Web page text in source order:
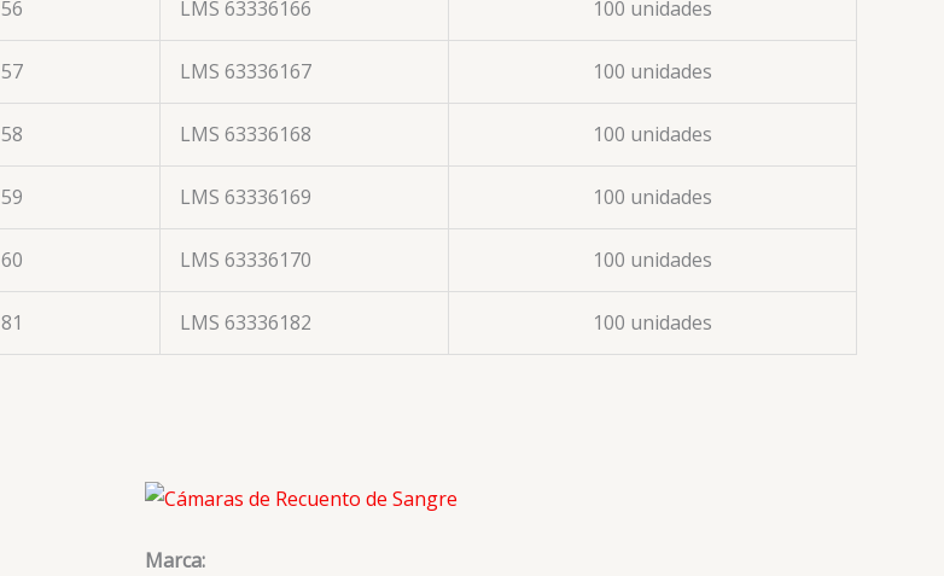
LMS 63336166 100 unidades
LMS 63336167 100 unidades
LMS 63336168 100 unidades
LMS 63336169 100 unidades
LMS 63336170 100 unidades
LMS 63336182 100 unidades
Marca: